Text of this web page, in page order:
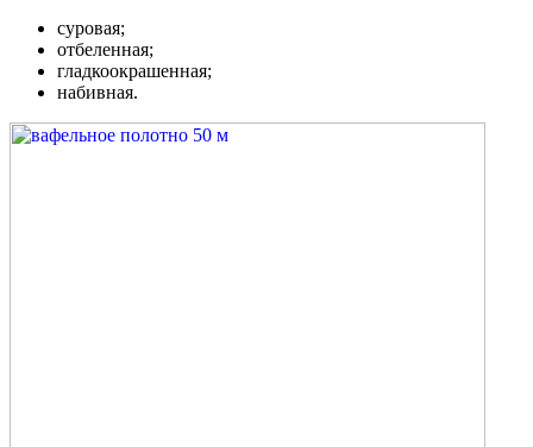
суровая;
отбеленная;
гладкоокрашенная;
набивная.